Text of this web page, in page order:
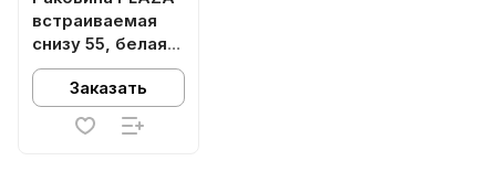
встраиваемая
снизу 55, белая
глянцевая
Заказать